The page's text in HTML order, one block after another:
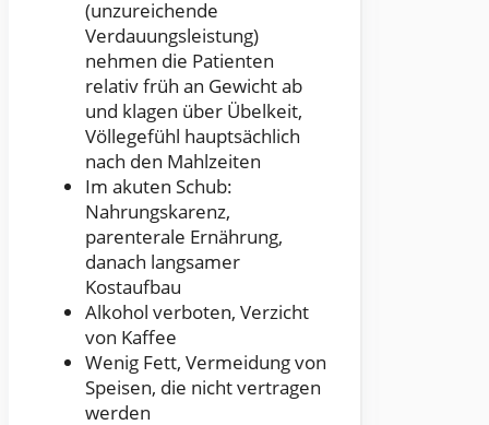
(unzureichende
Verdauungsleistung)
nehmen die Patienten
relativ früh an Gewicht ab
und klagen über Übelkeit,
Völlegefühl hauptsächlich
nach den Mahlzeiten
Im akuten Schub:
Nahrungskarenz,
parenterale Ernährung,
danach langsamer
Kostaufbau
Alkohol verboten, Verzicht
von Kaffee
Wenig Fett, Vermeidung von
Speisen, die nicht vertragen
werden